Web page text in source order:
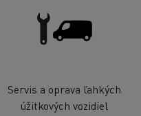
Servis a oprava ľahkých
úžitkových vozidiel